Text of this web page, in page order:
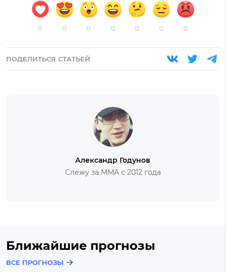
0 0 0 0 0 0 0
ПОДЕЛИТЬСЯ СТАТЬЕЙ
Александр Годунов
Слежу за ММА с 2012 года
Ближайшие прогнозы
ВСЕ ПРОГНОЗЫ